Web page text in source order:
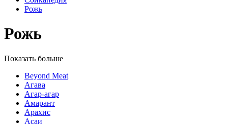
Рожь
Рожь
Показать больше
Beyond Meat
Агава
Агар-агар
Амарант
Арахис
Асаи